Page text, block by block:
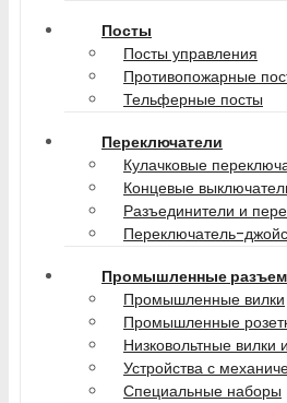
Посты
Посты управления
Противопожарные
Тельферные посты
Переключатели
Кулачковые
Концевые
Разъединители и
Переключатель-
Промышленные
Промышленные вилки
Промышленные
Низковольтные вилки
Устройства с
Специальные наборы